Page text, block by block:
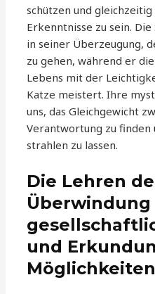
schützen und
Erkenntnisse zu sein.
in seiner Überzeugung,
zu gehen, während er
Lebens mit der
Katze meistert. Ihre
uns, das Gleichgewicht
Verantwortung zu finden
strahlen zu lassen.
Die Lehren
Überwindung
und
Möglichkeiten